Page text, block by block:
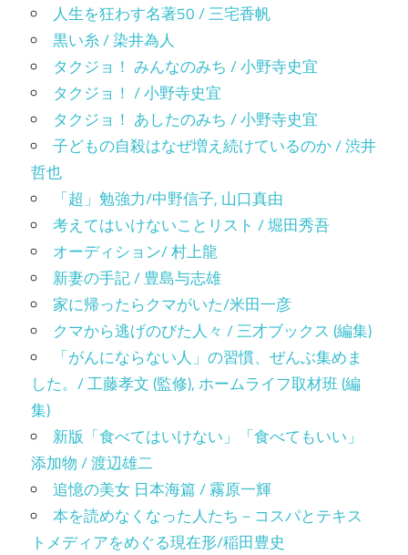
人生を狂わす名著50 / 三宅香帆
黒い糸 / 染井為人
タクジョ！ みんなのみち / 小野寺史宜
タクジョ！ / 小野寺史宜
タクジョ！ あしたのみち / 小野寺史宜
子どもの自殺はなぜ増え続けているのか / 渋井
哲也
「超」勉強力/中野信子, 山口真由
考えてはいけないことリスト / 堀田秀吾
オーディション/ 村上龍
新妻の手記 / 豊島与志雄
家に帰ったらクマがいた/米田一彦
クマから逃げのびた人々 / 三才ブックス (編集)
「がんにならない人」の習慣、ぜんぶ集めま
した。/ 工藤孝文 (監修), ホームライフ取材班 (編
集)
新版「食べてはいけない」「食べてもいい」
添加物 / 渡辺雄二
追憶の美女 日本海篇 / 霧原一輝
本を読めなくなった人たち－コスパとテキス
トメディアをめぐる現在形/稲田豊史